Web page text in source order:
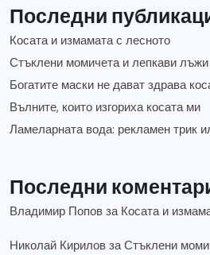
Последни
Косата и измамата с лесното
Стъклени момичета и лепкави лъжи
Богатите маски не дават здрава
Вълните, които изгориха косата ми
Ламеларната вода: рекламен трик
Последни
Владимир Попов за Косата и
Николай Кирилов заСтъклени